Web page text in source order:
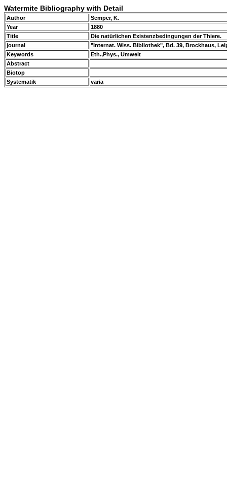
Watermite Bibliography with Detail
Author
Semper, K.
Year
1880
Title
Die natürlichen Existenzbedingungen der Thiere.
journal
"Internat. Wiss. Bibliothek", Bd. 39, Brockhaus,
Keywords
Eth.,Phys., Umwelt
Abstract
Biotop
Systematik
varia